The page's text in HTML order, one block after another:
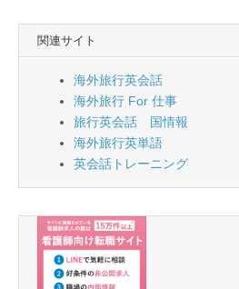
関連サイト
海外旅行英会話
海外旅行 For 仕事
旅行英会話 国情報
海外旅行英単語
英会話トレーニング